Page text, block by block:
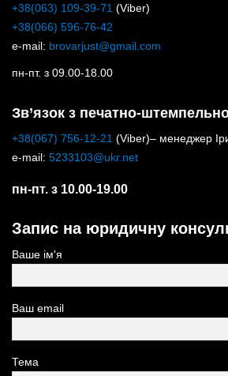
+38(063) 109-39-71 (Viber)
+38(066) 596-76-42
e-mail: brovarjust@gmail.com
пн-пт. з 09.00-18.00
Зв’язок з печатно-
+38(067) 756-12-21 (Viber)– менеджер
e-mail: 5233103@ukr.net
пн-пт. з 10.00-19.00
Запис на юридичну
Ваше ім'я
Ваш email
Тема